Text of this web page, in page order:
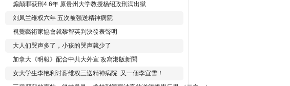
煽颠罪获刑4.6年 原贵州大学教授杨绍政刑满出狱
刘凤兰维权六年 五次被强送精神病院
視覺藝術家協會就黎智英判決發表聲明
大人们哭声多了，小孩的哭声就少了
加拿大《明報》配合中共大外宣 改寫港版新聞
女大学生李艳利讨薪维权三送精神病院 又一個李宜雪！